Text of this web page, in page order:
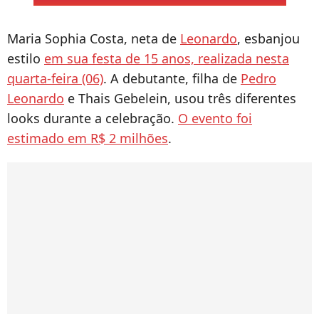
Maria Sophia Costa, neta de Leonardo, esbanjou
estilo em sua festa de 15 anos, realizada nesta
quarta-feira (06). A debutante, filha de Pedro
Leonardo e Thais Gebelein, usou três diferentes
looks durante a celebração. O evento foi
estimado em R$ 2 milhões.